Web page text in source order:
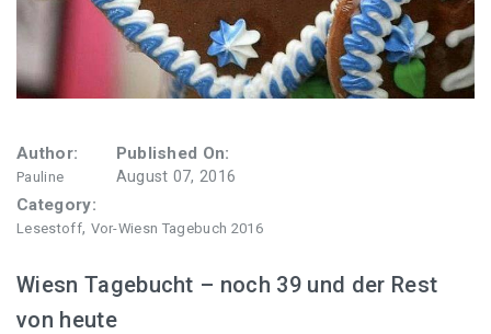
Author:
Pauline
Published On:
August 07, 2016
Category:
Lesestoff, Vor-Wiesn Tagebuch 2016
Wiesn Tagebucht – noch 39 und der Rest
von heute